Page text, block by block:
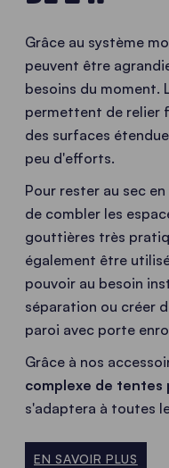
Grâce au système
peuvent être
besoins du moment.
permettent de relier
des surfaces
peu d'efforts.
Pour rester au sec
de combler les
gouttières très
également être
pouvoir au besoin
séparation ou créer
paroi avec porte
Grâce à nos
complexe de tentes
s'adaptera à toutes
EN SAVOIR PLUS